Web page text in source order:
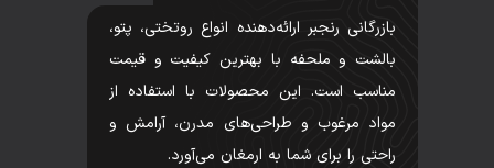
بازرگانی رنجبر ارائه‌دهنده انواع روتختی، پتو،
بالشت و ملحفه با بهترین کیفیت و قیمت
مناسب است. این محصولات با استفاده از
مواد مرغوب و طراحی‌های مدرن، آرامش و
راحتی را برای شما به ارمغان می‌آورد.